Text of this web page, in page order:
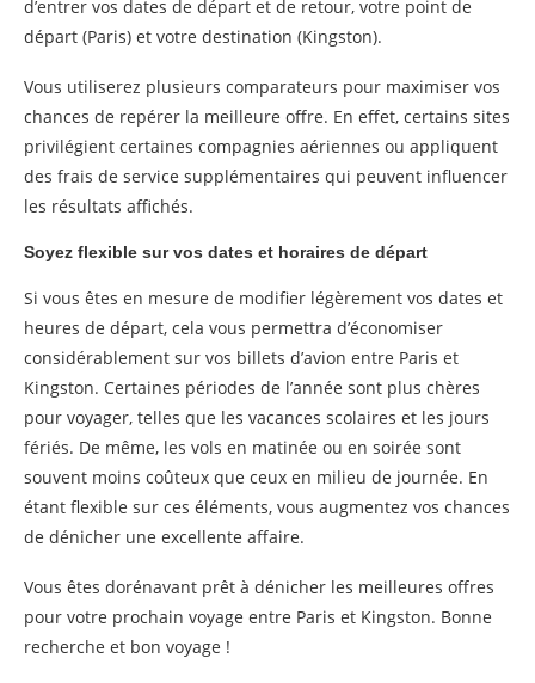
d’entrer vos dates de départ et de retour, votre point de
départ (Paris) et votre destination (Kingston).
Vous utiliserez plusieurs comparateurs pour maximiser vos
chances de repérer la meilleure offre. En effet, certains sites
privilégient certaines compagnies aériennes ou appliquent
des frais de service supplémentaires qui peuvent influencer
les résultats affichés.
Soyez flexible sur vos dates et horaires de départ
Si vous êtes en mesure de modifier légèrement vos dates et
heures de départ, cela vous permettra d’économiser
considérablement sur vos billets d’avion entre Paris et
Kingston. Certaines périodes de l’année sont plus chères
pour voyager, telles que les vacances scolaires et les jours
fériés. De même, les vols en matinée ou en soirée sont
souvent moins coûteux que ceux en milieu de journée. En
étant flexible sur ces éléments, vous augmentez vos chances
de dénicher une excellente affaire.
Vous êtes dorénavant prêt à dénicher les meilleures offres
pour votre prochain voyage entre Paris et Kingston. Bonne
recherche et bon voyage !